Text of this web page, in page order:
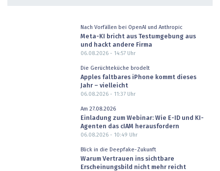
Nach Vorfällen bei OpenAI und Anthropic
Meta-KI bricht aus Testumgebung aus
und hackt andere Firma
06.08.2026 - 14:57Uhr
Die Gerüchteküche brodelt
Apples faltbares iPhone kommt dieses
Jahr – vielleicht
06.08.2026 - 11:37Uhr
Am 27.08.2026
Einladung zum Webinar: Wie E-ID und KI-
Agenten das cIAM herausfordern
06.08.2026 - 10:49 Uhr
Blick in die Deepfake-Zukunft
Warum Vertrauen ins sichtbare
Erscheinungsbild nicht mehr reicht